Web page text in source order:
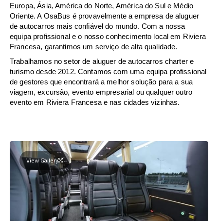
Europa, Ásia, América do Norte, América do Sul e Médio
Oriente. A OsaBus é provavelmente a empresa de aluguer
de autocarros mais confiável do mundo. Com a nossa
equipa profissional e o nosso conhecimento local em Riviera
Francesa, garantimos um serviço de alta qualidade.
Trabalhamos no setor de aluguer de autocarros charter e
turismo desde 2012. Contamos com uma equipa profissional
de gestores que encontrará a melhor solução para a sua
viagem, excursão, evento empresarial ou qualquer outro
evento em Riviera Francesa e nas cidades vizinhas.
View Gallery